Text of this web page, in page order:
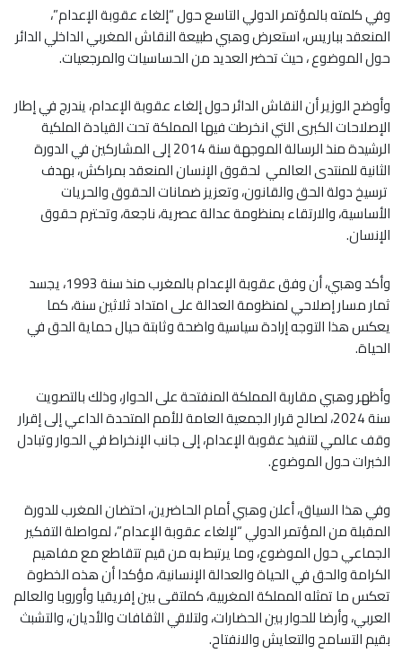
وفي كلمته بالمؤتمر الدولي التاسع حول “إلغاء عقوبة الإعدام”،
المنعقد بباريس، استعرض وهبي طبيعة النقاش المغربي الداخلي الدائر
حول الموضوع ، حيث تحضر العديد من الحساسيات والمرجعيات.
وأوضح الوزير أن النقاش الدائر حول إلغاء عقوبة الإعدام، يندرج في إطار
الإصلاحات الكبرى التي انخرطت فيها المملكة تحت القيادة الملكية
الرشيدة منذ الرسالة الموجهة سنة 2014 إلى المشاركين في الدورة
الثانية للمنتدى العالمي لحقوق الإنسان المنعقد بمراكش، بهدف
ترسيخ دولة الحق والقانون، وتعزيز ضمانات الحقوق والحريات
الأساسية، والارتقاء بمنظومة عدالة عصرية، ناجعة، وتحترم حقوق
الإنسان.
وأكد وهبي، أن وفق عقوبة الإعدام بالمغرب منذ سنة 1993، يجسد
ثمار مسار إصلاحي لمنظومة العدالة على امتداد ثلاثين سنة، كما
يعكس هذا التوجه إرادة سياسية واضحة وثابتة حيال حماية الحق في
الحياة.
وأظهر وهبي مقاربة المملكة المنفتحة على الحوار، وذلك بالتصويت
سنة 2024، لصالح قرار الجمعية العامة للأمم المتحدة الداعي إلى إقرار
وقف عالمي لتنفيذ عقوبة الإعدام، إلى جانب الإنخراط في الحوار وتبادل
الخبرات حول الموضوع.
وفي هذا السياق، أعلن وهبي أمام الحاضرين، احتضان المغرب للدورة
المقبلة من المؤتمر الدولي “لإلغاء عقوبة الإعدام”، لمواصلة التفكير
الجماعي حول الموضوع، وما يرتبط به من قيم تتقاطع مع مفاهيم
الكرامة والحق في الحياة والعدالة الإنسانية، مؤكدا أن هذه الخطوة
تعكس ما تمثله المملكة المغربية، كملتقى بين إفريقيا وأوروبا والعالم
العربي، وأرضا للحوار بين الحضارات، ولتلاقي الثقافات والأديان، والتشبث
بقيم التسامح والتعايش والانفتاح.